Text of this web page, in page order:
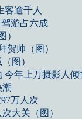
客逾千人
游占六成
帅（图）
图）
年上万摄影人
万人次
大关（图）